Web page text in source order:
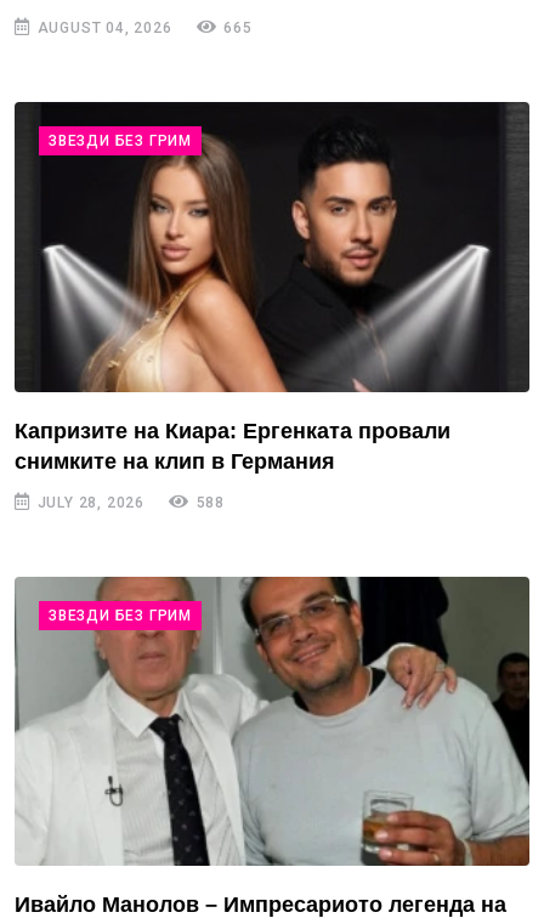
AUGUST 04, 2026 665
ЗВЕЗДИ БЕЗ ГРИМ
Капризите на Киара: Ергенката провали
снимките на клип в Германия
JULY 28, 2026 588
ЗВЕЗДИ БЕЗ ГРИМ
Ивайло Манолов – Импресариото легенда на